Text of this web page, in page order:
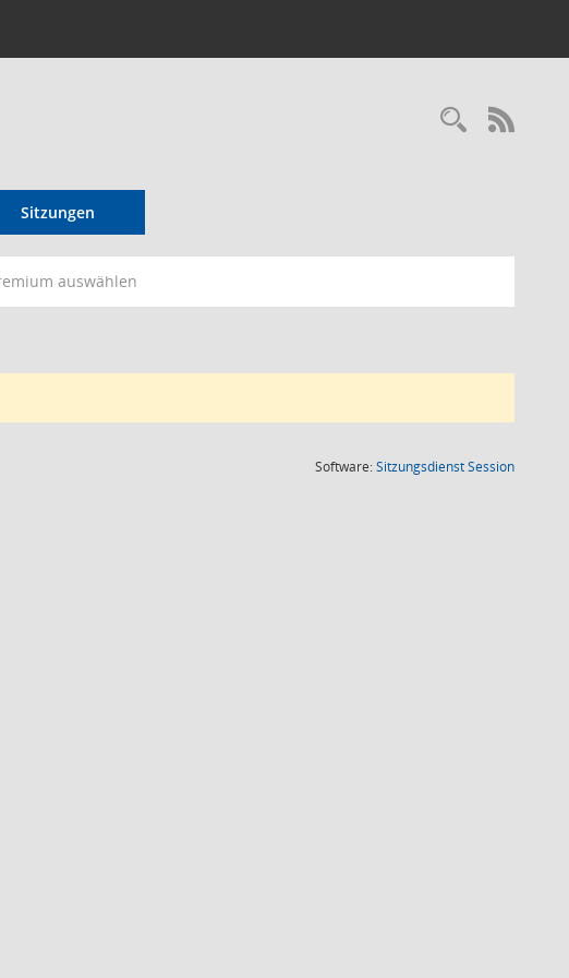
Sitzungen
auswählen
Software:SitzungsdienstSession(Wird in